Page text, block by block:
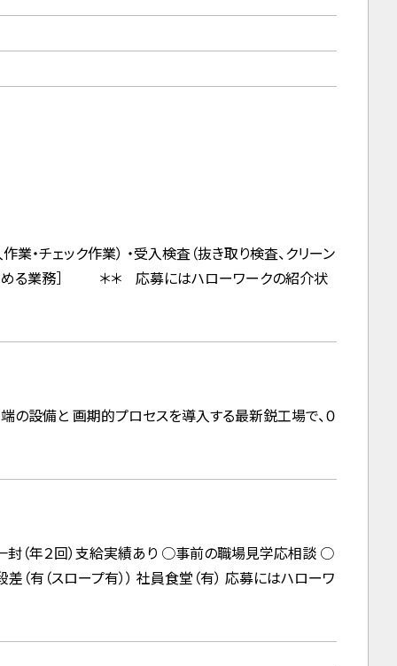
・チェック作業） ・受入検査（抜き取り検査、クリーン
める業務］ ＊＊ 応募にはハローワークの紹介状
の設備と 画期的プロセスを導入する最新鋭工場で、０
（年２回）支給実績あり ○事前の職場見学応相談 ○
有（スロープ有）） 社員食堂（有） 応募にはハローワ